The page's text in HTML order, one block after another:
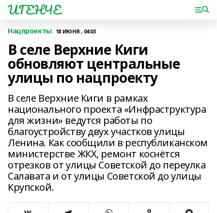
ИГЕНЧЕ
Нацпроекты 18 ИЮНЯ , 04:03
В селе Верхние Киги
обновляют центральные
улицы по нацпроекту
В селе Верхние Киги в рамках
национального проекта «Инфраструктура
для жизни» ведутся работы по
благоустройству двух участков улицы
Ленина. Как сообщили в республиканском
министерстве ЖКХ, ремонт коснётся
отрезков от улицы Советской до переулка
Салавата и от улицы Советской до улицы
Крупской.